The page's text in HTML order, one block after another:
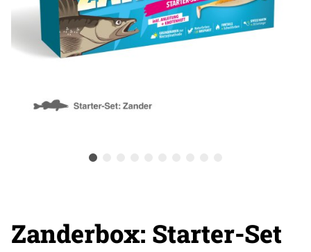
Zanderbox: Starter-Set